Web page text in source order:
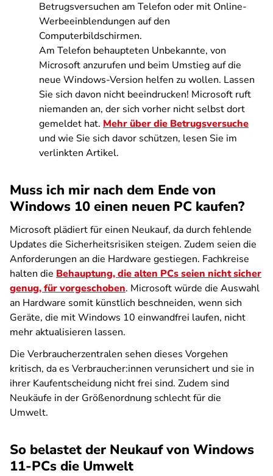
Betrugsversuchen am Telefon oder mit Online-
Werbeeinblendungen auf den
Computerbildschirmen.
Am Telefon behaupteten Unbekannte, von
Microsoft anzurufen und beim Umstieg auf die
neue Windows-Version helfen zu wollen. Lassen
Sie sich davon nicht beeindrucken! Microsoft ruft
niemanden an, der sich vorher nicht selbst dort
gemeldet hat. Mehr über die Betrugsversuche
und wie Sie sich davor schützen, lesen Sie im
verlinkten Artikel.
Muss ich mir nach dem Ende von
Windows 10 einen neuen PC kaufen?
Microsoft plädiert für einen Neukauf, da durch fehlende
Updates die Sicherheitsrisiken steigen. Zudem seien die
Anforderungen an die Hardware gestiegen. Fachkreise
halten die Behauptung, die alten PCs seien nicht sicher
genug, für vorgeschoben. Microsoft würde die Auswahl
an Hardware somit künstlich beschneiden, wenn sich
Geräte, die mit Windows 10 einwandfrei laufen, nicht
mehr aktualisieren lassen.
Die Verbraucherzentralen sehen dieses Vorgehen
kritisch, da es Verbraucher:innen verunsichert und sie in
ihrer Kaufentscheidung nicht frei sind. Zudem sind
Neukäufe in der Größenordnung schlecht für die
Umwelt.
So belastet der Neukauf von Windows
11-PCs die Umwelt